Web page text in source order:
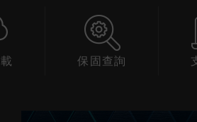
保固查詢